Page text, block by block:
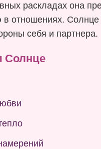
раскладах она
отношениях. Солнце
себя и партнера.
Солнце